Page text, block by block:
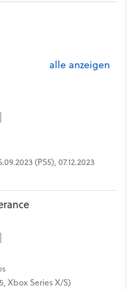
alle anzeigen
(PS5), 07.12.2023
Xbox Series X/S)